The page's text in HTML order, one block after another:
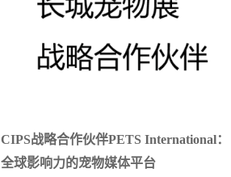
CIPS战略合作伙伴PETS International：
全球影响力的宠物媒体平台